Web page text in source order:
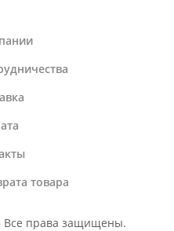
товара
Все права защищены.